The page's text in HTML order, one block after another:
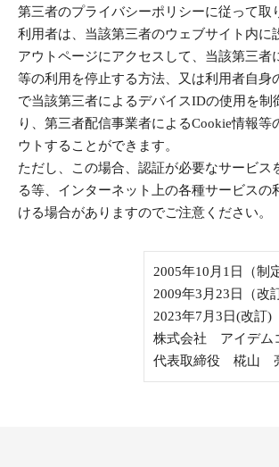
第三者のプライバシーポリシーに従って取
利用者は、当該第三者のウェブサイト内に
アウトページにアクセスして、当該第三者
等の利用を停止する方法、又は利用者自身
で当該第三者によるデバイスIDの使用を制
り、第三者配信事業者によるCookie情報等
ウトすることができます。
ただし、この場合、認証が必要なサービス
る等、インターネット上の各種サービスの
ける場合がありますのでご注意ください。
2005年10月1日（制
2009年3月23日（改
2023年7月3日(改訂)
株式会社 アイデム
代表取締役 椛山